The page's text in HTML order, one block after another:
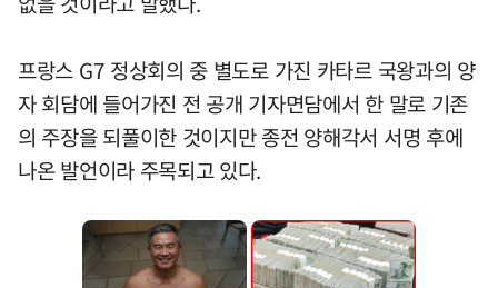
프랑스 G7 정상회의 중 별도로 가진 카타르 국왕과의 양
자 회담에 들어가진 전 공개 기자면담에서 한 말로 기존
의 주장을 되풀이한 것이지만 종전 양해각서 서명 후에
나온 발언이라 주목되고 있다.